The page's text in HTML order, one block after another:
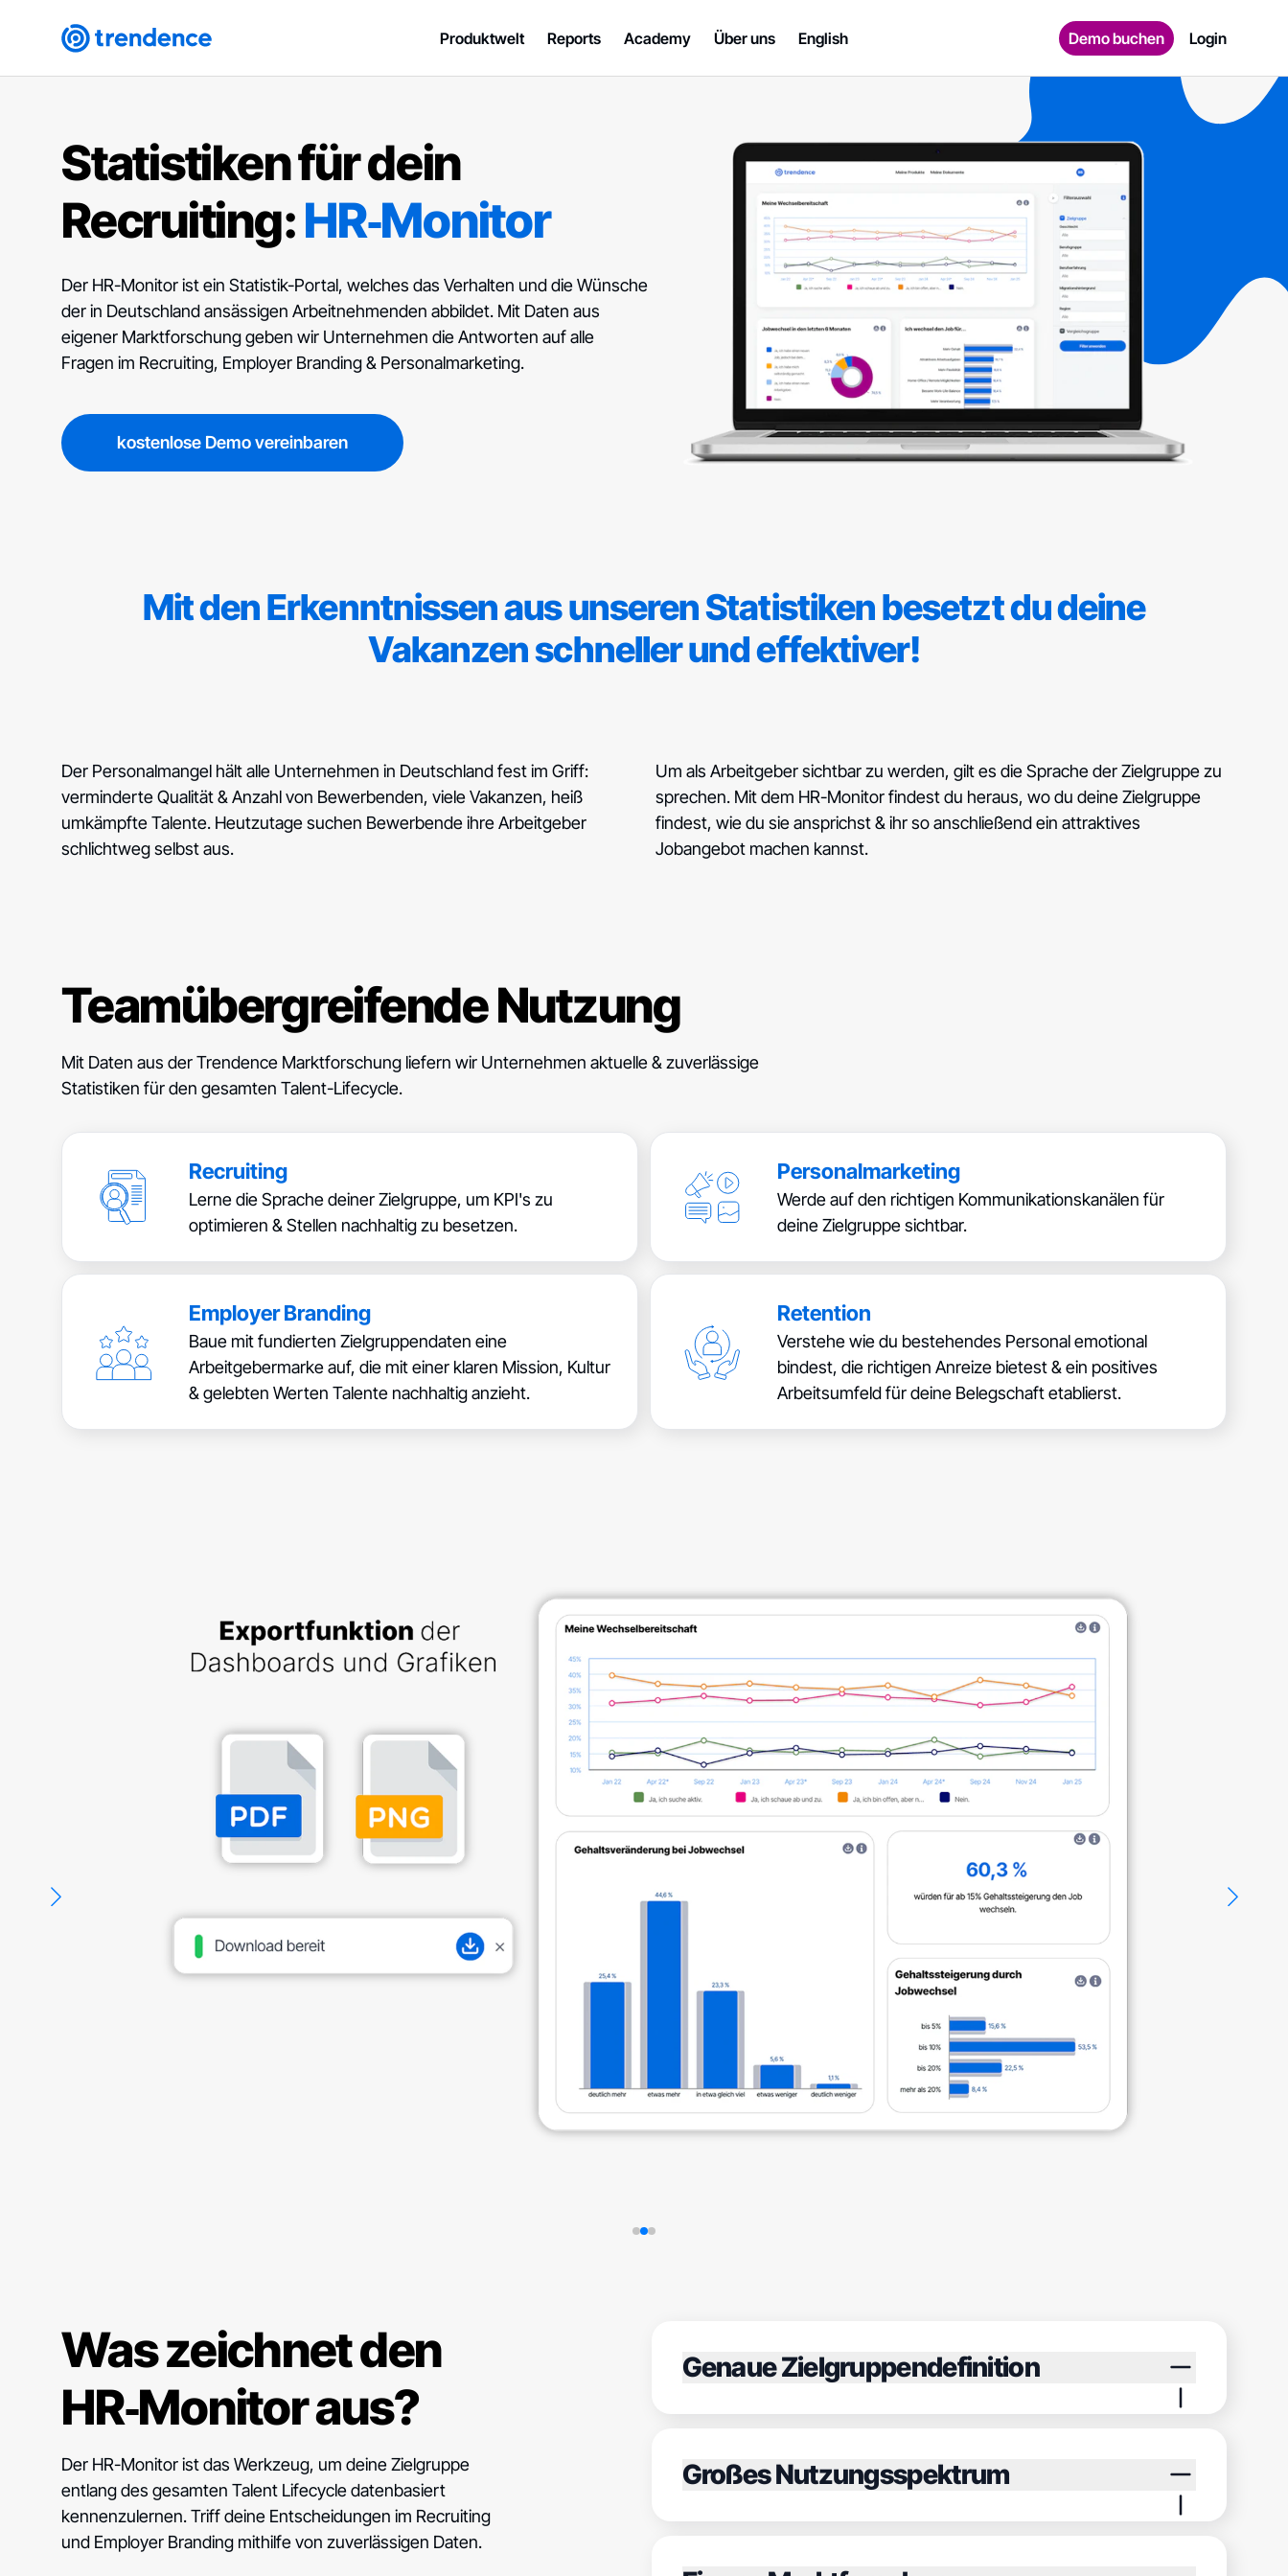
Produktwelt Reports Academy Über uns English Demo buchen Login
Statistiken für dein
Recruiting:HR‑Monitor
Der HR-Monitor ist ein Statistik-Portal, welches das Verhalten und die Wünsche
der in Deutschland ansässigen Arbeitnehmenden abbildet. Mit Daten aus
eigener Marktforschung geben wir Unternehmen die Antworten auf alle
Fragen im Recruiting, Employer Branding & Personalmarketing.
kostenlose Demo vereinbaren
Mit den Erkenntnissen aus unseren Statistiken besetzt du deine
Vakanzen schneller und effektiver!
Der Personalmangel hält alle Unternehmen in Deutschland fest im Griff:
verminderte Qualität & Anzahl von Bewerbenden, viele Vakanzen, heiß
umkämpfte Talente. Heutzutage suchen Bewerbende ihre Arbeitgeber
schlichtweg selbst aus.
Um als Arbeitgeber sichtbar zu werden, gilt es die Sprache der Zielgruppe zu
sprechen. Mit dem HR-Monitor findest du heraus, wo du deine Zielgruppe
findest, wie du sie ansprichst & ihr so anschließend ein attraktives
Jobangebot machen kannst.
Teamübergreifende Nutzung
Mit Daten aus der Trendence Marktforschung liefern wir Unternehmen aktuelle & zuverlässige
Statistiken für den gesamten Talent-Lifecycle.
Recruiting
Lerne die Sprache deiner Zielgruppe, um KPI's zu
optimieren & Stellen nachhaltig zu besetzen.
Personalmarketing
Werde auf den richtigen Kommunikationskanälen für
deine Zielgruppe sichtbar.
Employer Branding
Baue mit fundierten Zielgruppendaten eine
Arbeitgebermarke auf, die mit einer klaren Mission, Kultur
& gelebten Werten Talente nachhaltig anzieht.
Retention
Verstehe wie du bestehendes Personal emotional
bindest, die richtigen Anreize bietest & ein positives
Arbeitsumfeld für deine Belegschaft etablierst.
Was zeichnet den
HR‑Monitor aus?
Der HR-Monitor ist das Werkzeug, um deine Zielgruppe
entlang des gesamten Talent Lifecycle datenbasiert
kennenzulernen. Triff deine Entscheidungen im Recruiting
und Employer Branding mithilfe von zuverlässigen Daten.
Genaue Zielgruppendefinition
Großes Nutzungsspektrum